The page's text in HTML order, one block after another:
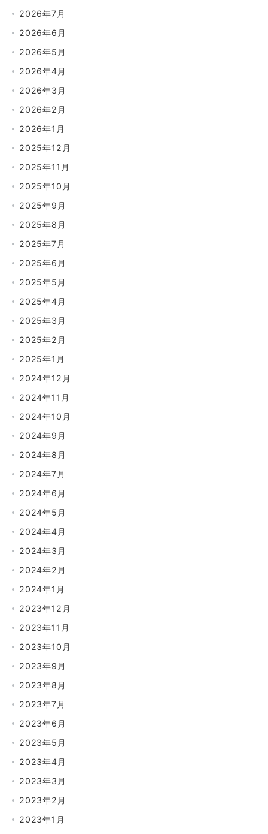
2026年7月
2026年6月
2026年5月
2026年4月
2026年3月
2026年2月
2026年1月
2025年12月
2025年11月
2025年10月
2025年9月
2025年8月
2025年7月
2025年6月
2025年5月
2025年4月
2025年3月
2025年2月
2025年1月
2024年12月
2024年11月
2024年10月
2024年9月
2024年8月
2024年7月
2024年6月
2024年5月
2024年4月
2024年3月
2024年2月
2024年1月
2023年12月
2023年11月
2023年10月
2023年9月
2023年8月
2023年7月
2023年6月
2023年5月
2023年4月
2023年3月
2023年2月
2023年1月